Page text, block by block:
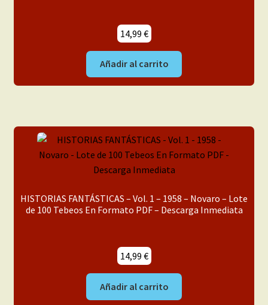
14,99 €
Añadir al carrito
HISTORIAS FANTÁSTICAS – Vol. 1 – 1958 – Novaro – Lote
de 100 Tebeos En Formato PDF – Descarga Inmediata
14,99 €
Añadir al carrito